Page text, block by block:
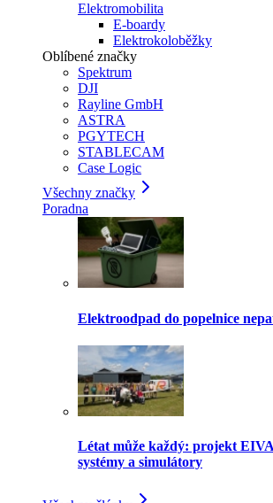
Elektromobilita
E-boardy
Elektrokoloběžky
Oblíbené značky
Spektrum
DJI
Rayline GmbH
ASTRA
PGYTECH
STABLECAM
Case Logic
Všechny značky
Poradna
Elektroodpad do popelnice
Létat může každý: projekt
systémy a simulátory